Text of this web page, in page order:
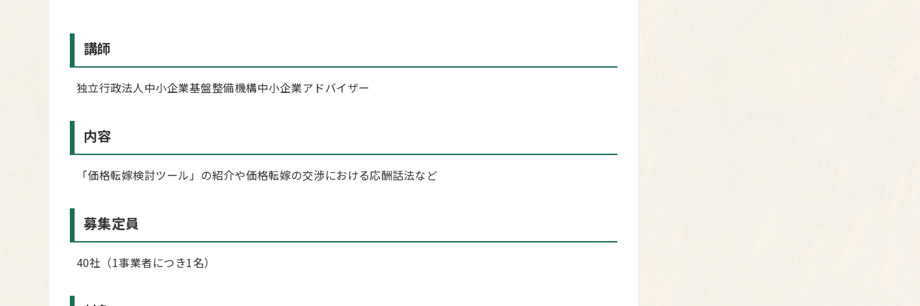
講師
独立行政法人中小企業基盤整備機構中小企業アドバイザー
内容
「価格転嫁検討ツール」の紹介や価格転嫁の交渉における応酬話法など
募集定員
40社（1事業者につき1名）